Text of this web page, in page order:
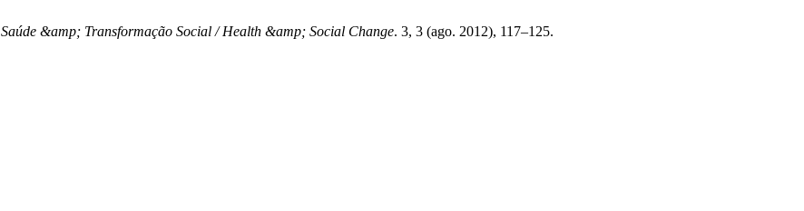
Saúde &amp; Transformação Social / Health &amp; Social Change. 3, 3 (ago. 2012), 117–125.